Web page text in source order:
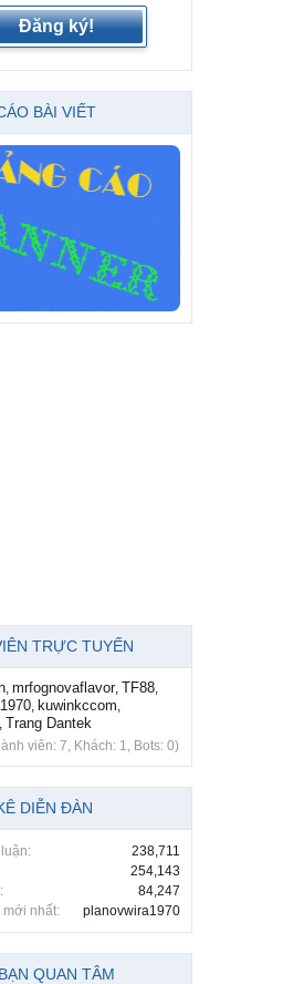
Đăng ký!
BÀI VIẾT
TRỰC TUYẾN
mrfognovaflavor, TF88
kuwinkccom
Trang Dantek
viên: 7, Khách: 1, Bots: 0)
DIỄN ĐÀN
238,711
254,143
84,247
mới nhất:
planovwira1970
QUAN TÂM